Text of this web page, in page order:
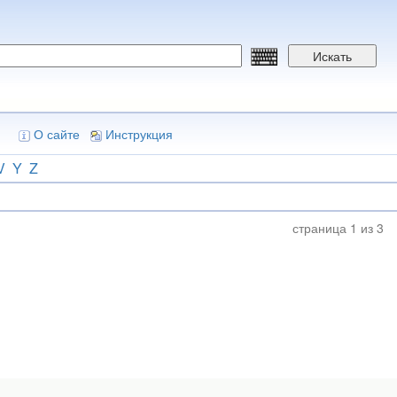
Искать
О сайте Инструкция
Y Z
страница 1 из 3